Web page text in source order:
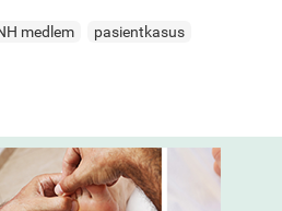
medlem
pasientkasus